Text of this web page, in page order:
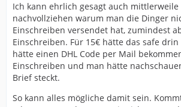
Ich kann ehrlich gesagt auch
nachvollziehen warum man die Dinger
Einschreiben versendet hat, zumindest
Einschreiben. Für 15€ hätte das safe
hätte einen DHL Code per Mail
Einschreiben und man hätte
Brief steckt.
So kann alles mögliche damit sein.